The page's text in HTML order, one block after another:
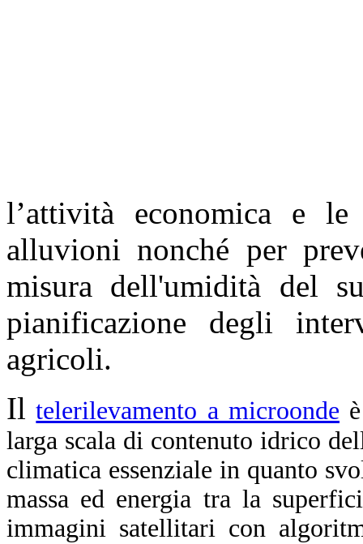
l’attività economica e
alluvioni nonché per
misura dell'umidità del
pianificazione degli
agricoli.
Il telerilevamento a microonde
larga scala di contenuto idrico
climatica essenziale in quanto
massa ed energia tra la
immagini satellitari con